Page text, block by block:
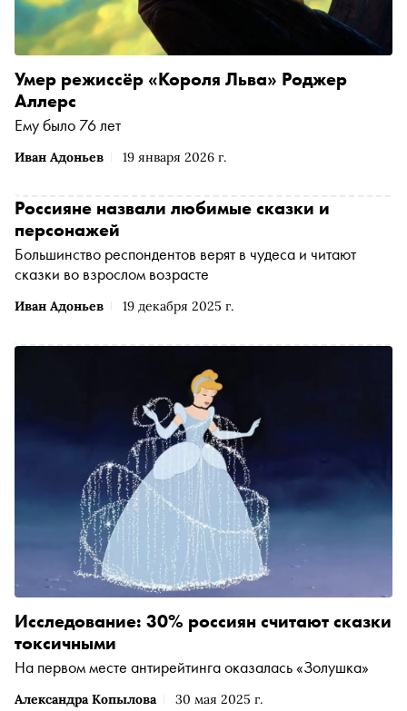
Иван Адоньев 19 января 2026 г.
Умер режиссёр «Короля Льва» Роджер
Аллерс
Ему было 76 лет
Иван Адоньев 19 декабря 2025 г.
Россияне назвали любимые сказки и
персонажей
Большинство респондентов верят в чудеса и читают
сказки во взрослом возрасте
Александра Копылова 30 мая 2025 г.
Исследование: 30% россиян считают сказки
токсичными
На первом месте антирейтинга оказалась «Золушка»